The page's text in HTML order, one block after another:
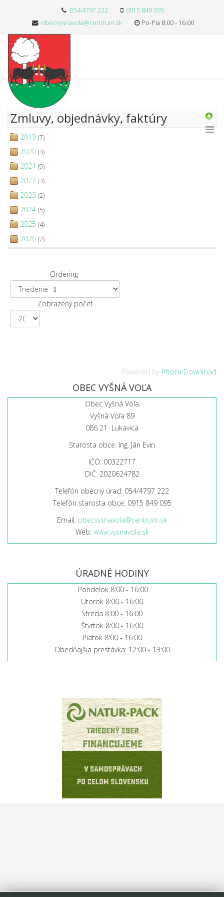
054/4797 222
0915 849 095
obecvysnavola@centrum.sk
Po-Pia 8:00 - 16:00
Zmluvy, objednávky, faktúry
2019 (7)
2020 (3)
2021 (9)
2022 (3)
2023 (2)
2024 (5)
2025 (4)
2026 (2)
Ordering
Zobrazený počet
Powered by Phoca Download
OBEC VYŠNÁ VOĽA
Obec Vyšná Voľa
Vyšná Voľa 89
086 21 Lukavica
Starosta obce: Ing. Ján Evin
IČO: 00322717
DIČ: 2020624782
Telefón obecný úrad: 054/4797 222
Telefón starosta obce: 0915 849 095
Email: obecvysnavola@centrum.sk
Web: www.vysnavola.sk
ÚRADNÉ HODINY
Pondelok 8:00 - 16:00
Utorok 8:00 - 16:00
Streda 8:00 - 16:00
Štvrtok 8:00 - 16:00
Piatok 8:00 - 16:00
Obedňajšia prestávka: 12:00 - 13:00